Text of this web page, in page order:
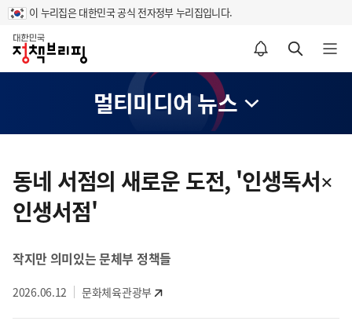
이 누리집은 대한민국 공식 전자정부 누리집입니다.
홈
알림설정 바로가기 검색 바로가기 메뉴 열기
멀티미디어 뉴스
텐
츠
영
동네 서점의 새로운 도전, '인생독서×
인생서점'
작지만 의미있는 문체부 정책들
2026.06.12 문화체육관광부